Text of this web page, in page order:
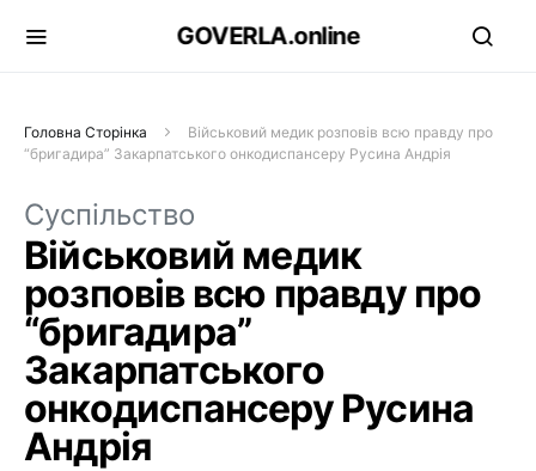
GOVERLA.online
Головна Сторінка
Військовий медик розповів всю правду про
“бригадира” Закарпатського онкодиспансеру Русина Андрія
Суспільство
Військовий медик
розповів всю правду про
“бригадира”
Закарпатського
онкодиспансеру Русина
Андрія